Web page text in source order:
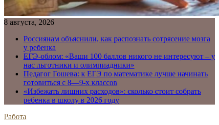
8 августа, 2026
Россиянам объяснили, как распознать сотрясение мозга
у ребенка
ЕГЭ-облом: «Ваши 100 баллов никого не интересуют – у
нас льготники и олимпиадники»
Педагог Гошева: к ЕГЭ по математике лучше начинать
готовиться с 8—9-х классов
«Избежать лишних расходов»: сколько стоит собрать
ребенка в школу в 2026 году
Работа